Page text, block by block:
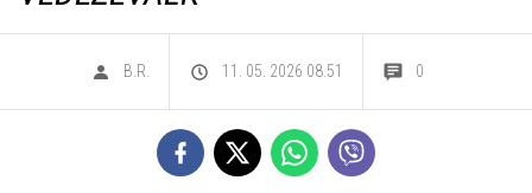
B.R. 11. 05. 2026 08.51 0